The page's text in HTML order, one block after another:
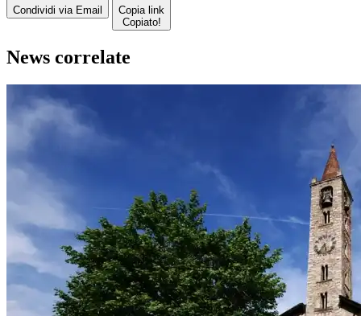
Condividi via Email
Copia link
Copiato!
News correlate